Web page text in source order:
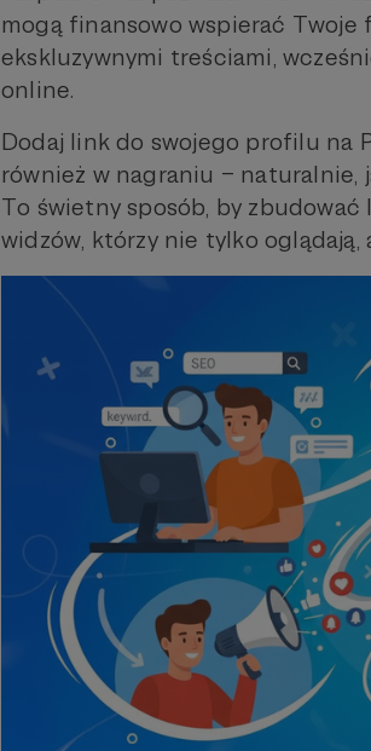
mogą finansowo wspierać Twoje
ekskluzywnymi treściami,
online.
Dodaj link do swojego profilu na
również w nagraniu – naturalnie,
To świetny sposób, by zbudować
widzów, którzy nie tylko oglądają,